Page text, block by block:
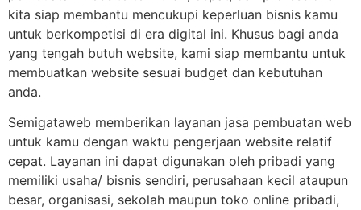
kita siap membantu mencukupi keperluan bisnis kamu
untuk berkompetisi di era digital ini. Khusus bagi anda
yang tengah butuh website, kami siap membantu untuk
membuatkan website sesuai budget dan kebutuhan
anda.
Semigataweb memberikan layanan jasa pembuatan web
untuk kamu dengan waktu pengerjaan website relatif
cepat. Layanan ini dapat digunakan oleh pribadi yang
memiliki usaha/ bisnis sendiri, perusahaan kecil ataupun
besar, organisasi, sekolah maupun toko online pribadi,